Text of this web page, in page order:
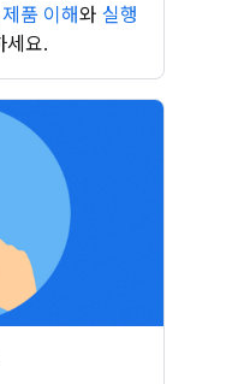
품 이해와 실행
세요.